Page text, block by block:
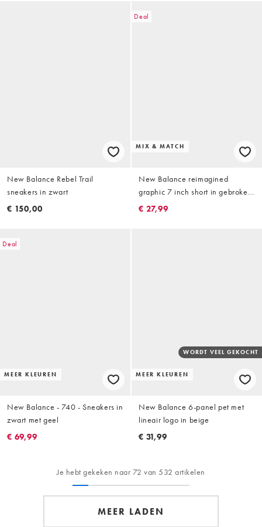
New Balance Rebel Trail
sneakers in zwart
€ 150,00
Deal
MIX & MATCH
New Balance reimagined
graphic 7 inch short in gebroken
wit
€ 27,99
Deal
MEER KLEUREN
New Balance - 740 - Sneakers in
zwart met geel
€ 69,99
MEER KLEUREN
WORDT VEEL GEKOCHT
New Balance 6-panel pet met
lineair logo in beige
€ 31,99
Je hebt gekeken naar 72 van 532 artikelen
MEER LADEN